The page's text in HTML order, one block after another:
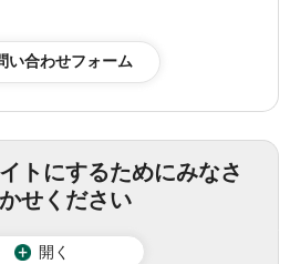
トにするためにみなさ
せください
開く